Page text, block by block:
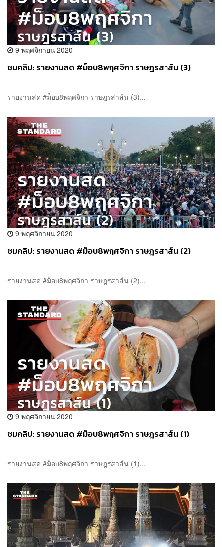
9 พฤศจิกายน 2020
ชมคลิป: รายงานสด #ม็อบ8พฤศจิกา ราษฎรสาส์น (3)
รายงานสด #ม็อบ8พฤศจิกา ราษฎรสาส์น (3)...
9 พฤศจิกายน 2020
ชมคลิป: รายงานสด #ม็อบ8พฤศจิกา ราษฎรสาส์น (2)
รายงานสด #ม็อบ8พฤศจิกา ราษฎรสาส์น (2)...
9 พฤศจิกายน 2020
ชมคลิป: รายงานสด #ม็อบ8พฤศจิกา ราษฎรสาส์น (1)
รายงานสด #ม็อบ8พฤศจิกา ราษฎรสาส์น (1)...